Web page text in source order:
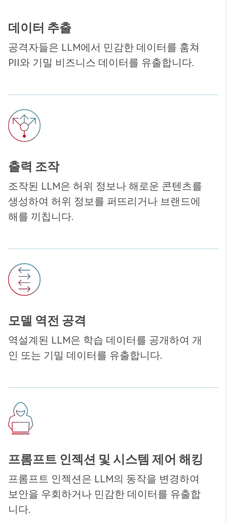
데이터 추출
공격자들은 LLM에서 민감한 데이터를 훔쳐
PII와 기밀 비즈니스 데이터를 유출합니다.
출력 조작
조작된 LLM은 허위 정보나 해로운 콘텐츠를
생성하여 허위 정보를 퍼뜨리거나 브랜드에
해를 끼칩니다.
모델 역전 공격
역설계된 LLM은 학습 데이터를 공개하여 개
인 또는 기밀 데이터를 유출합니다.
프롬프트 인젝션 및 시스템 제어 해킹
프롬프트 인젝션은 LLM의 동작을 변경하여
보안을 우회하거나 민감한 데이터를 유출합
니다.